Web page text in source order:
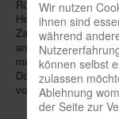
Rückblick auf die
Herkulesaufgabe das
Zahlenspielerei:
antesten, und hätte
man 190 Tage, um
Download gibt es das
von
75oder150 dpi,
Wir nutzen
ihnen sind
während
können selbst
zulassen
Ablehnung
der Seite zur